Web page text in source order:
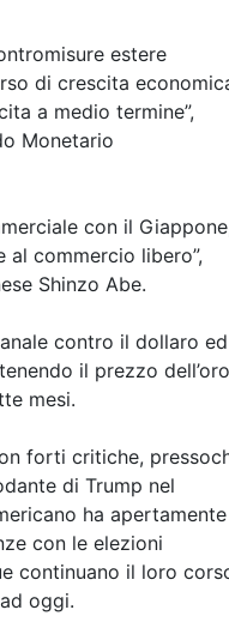
estere
di crescita
a medio termine”,
Monetario
con il
al commercio libero”,
Shinzo Abe.
contro il dollaro ed
il prezzo dell’oro
mesi.
forti critiche,
di Trump nel
ha apertamente
con le elezioni
continuano il loro
oggi.